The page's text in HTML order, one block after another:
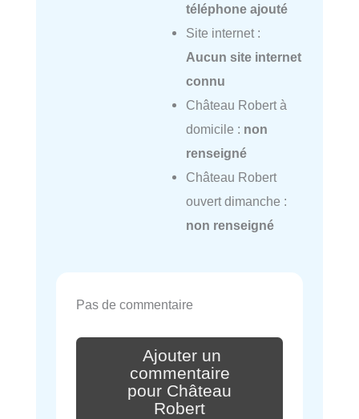
téléphone ajouté
Site internet :
Aucun site internet
connu
Château Robert à
domicile : non
renseigné
Château Robert
ouvert dimanche :
non renseigné
Pas de commentaire
Ajouter un
commentaire
pour Château
Robert